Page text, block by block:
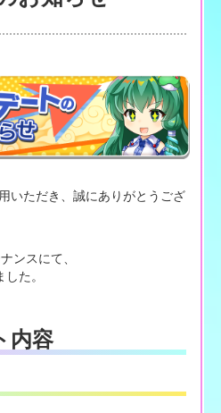
いただき、誠にありがとうござ
ンスにて、
た。
内容